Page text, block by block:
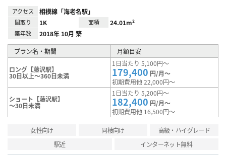
アクセス 相模線「海老名駅」
間取り 1K 面積 24.01m²
築年数 2018年 10月 築
プラン名・期間 月額目安
ロング【藤沢駅】
30日以上～360日未満
1日当たり 5,100円～
179,400 円/月～
初期費用他 22,000円～
ショート【藤沢駅】
～30日未満
1日当たり 5,200円～
182,400 円/月～
初期費用他 16,500円～
女性向け 同棲向け
高級・ハイグレード
駅近
インターネット無料